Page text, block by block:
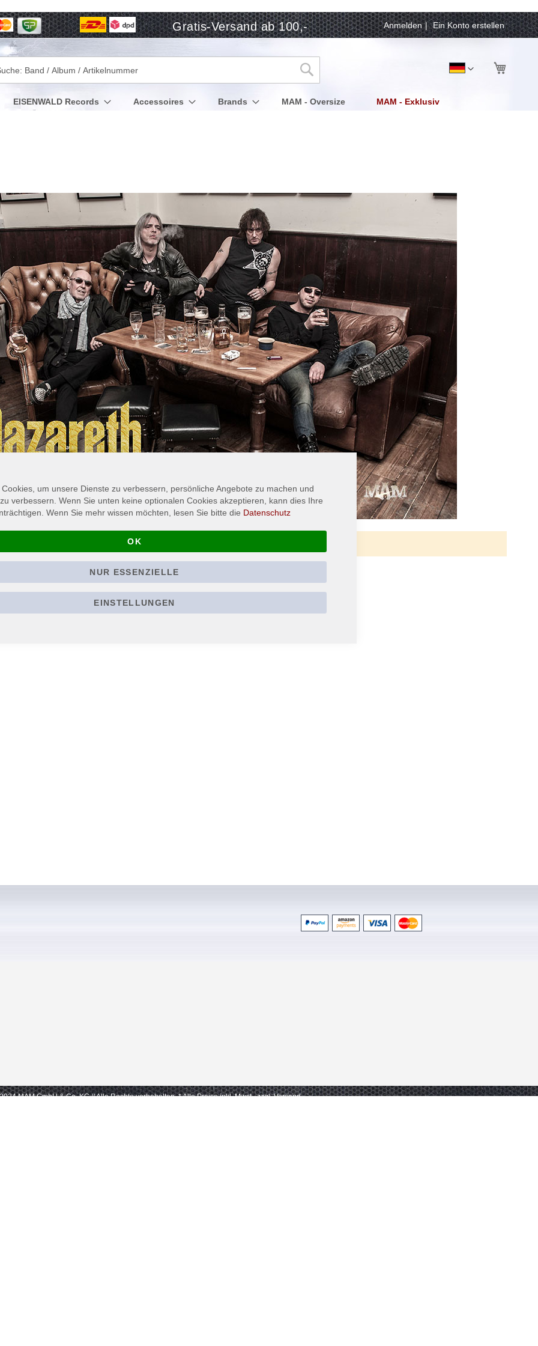
Gratis-Versand ab 100,- Anmelden Ein Konto erstellen
SpracheDeutsch
Suche
EISENWALD Records Accessoires Brands MAM - Oversize MAM - Exklusiv
Produkte entsprechend dieser Auswahl finden
MAM GmbH & Co. KG // Alle Rechte vorbehalten. * Alle Preise inkl. Mwst., zzgl. Versand.
um unsere Dienste zu verbessern, persönliche Angebote zu machen und
verbessern. Wenn Sie unten keine optionalen Cookies akzeptieren, kann dies Ihre
Wenn Sie mehr wissen möchten, lesen Sie bitte die Datenschutz
OK
NUR ESSENZIELLE
EINSTELLUNGEN